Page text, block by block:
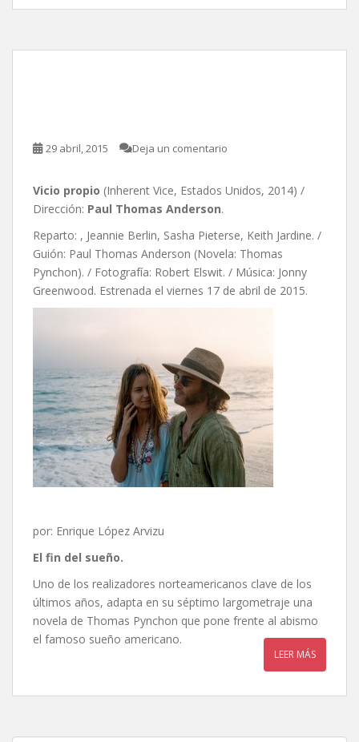
29 abril, 2015 Deja un comentario
Vicio propio (Inherent Vice, Estados Unidos, 2014) /
Dirección: Paul Thomas Anderson.
Reparto: , Jeannie Berlin, Sasha Pieterse, Keith Jardine. /
Guión: Paul Thomas Anderson (Novela: Thomas
Pynchon). / Fotografía: Robert Elswit. / Música: Jonny
Greenwood. Estrenada el viernes 17 de abril de 2015.
por: Enrique López Arvizu
El fin del sueño.
Uno de los realizadores norteamericanos clave de los
últimos años, adapta en su séptimo largometraje una
novela de Thomas Pynchon que pone frente al abismo
el famoso sueño americano.
LEER MÁS